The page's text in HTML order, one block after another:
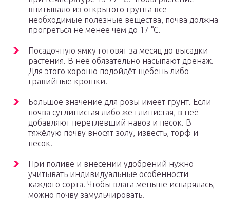
впитывало из открытого грунта все
необходимые полезные вещества, почва должна
прогреться не менее чем до 17 °C.
Посадочную ямку готовят за месяц до высадки
растения. В неё обязательно насыпают дренаж.
Для этого хорошо подойдёт щебень либо
гравийные крошки.
Большое значение для розы имеет грунт. Если
почва суглинистая либо же глинистая, в неё
добавляют перетлевший навоз и песок. В
тяжёлую почву вносят золу, известь, торф и
песок.
При поливе и внесении удобрений нужно
учитывать индивидуальные особенности
каждого сорта. Чтобы влага меньше испарялась,
можно почву замульчировать.